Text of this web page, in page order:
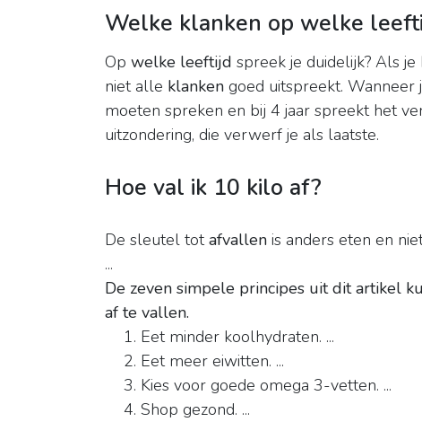
Welke klanken op welke
Op welke leeftijd spreek je duidelijk? Als
niet alle klanken goed uitspreekt. Wanneer
moeten spreken en bij 4 jaar spreekt het
uitzondering, die verwerf je als laatste.
Hoe val ik 10 kilo af?
De sleutel totafvallen is anders eten en
...
De zeven simpele principes uit dit artikel
af te vallen.
Eet minder koolhydraten. ...
Eet meer eiwitten. ...
Kies voor goede omega 3-vetten. ...
Shop gezond. ...